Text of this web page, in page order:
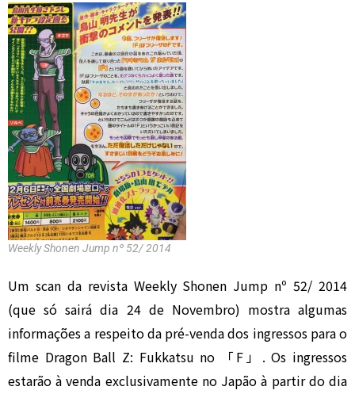
Weekly Shonen Jump nº 52/ 2014
Um scan da revista Weekly Shonen Jump nº 52/ 2014
(que só sairá dia 24 de Novembro) mostra algumas
informações a respeito da pré-venda dos ingressos para o
filme Dragon Ball Z: Fukkatsu no 「F」. Os ingressos
estarão à venda exclusivamente no Japão à partir do dia